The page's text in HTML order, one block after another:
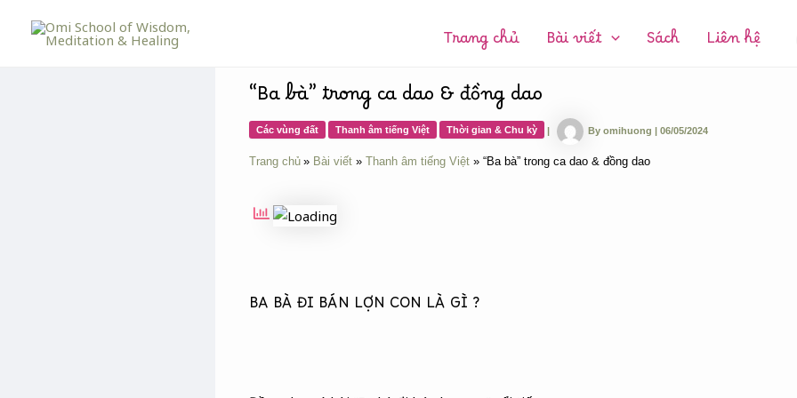
Trang chủ Bài viết Sách Liên hệ
“Ba bà” trong ca dao & đồng dao
Các vùng đất Thanh âm tiếng Việt Thời gian & Chu kỳ | By omihuong | 06/05/2024
Trang chủ Bài viết Thanh âm tiếng Việt “Ba bà” trong ca dao & đồng dao
BA BÀ ĐI BÁN LỢN CON LÀ GÌ ?